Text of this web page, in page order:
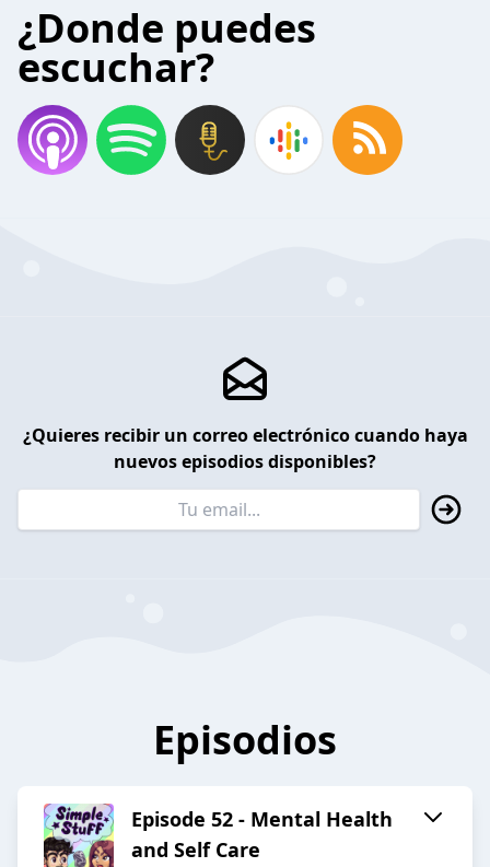
¿Donde puedes
escuchar?
¿Quieres recibir un correo electrónico cuando haya
nuevos episodios disponibles?
Episodios
Episode 52 - Mental Health
and Self Care